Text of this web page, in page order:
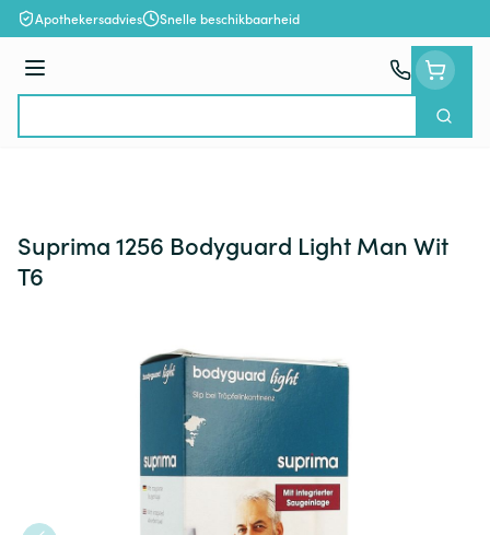
Ga naar de inhoud
Apothekersadvies Snelle beschikbaarheid
Menu
Zoek
Suprima 1256 Bodyguard Light Man Wit
T6